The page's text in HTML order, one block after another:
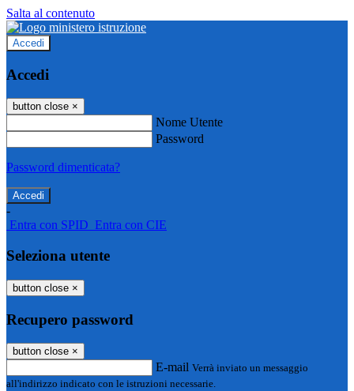
Salta al contenuto
Accedi
Accedi
button close ×
Nome Utente
Password
Password dimenticata?
-
Entra con SPID Entra con CIE
Seleziona utente
button close ×
Recupero password
button close ×
E-mail Verrà inviato un messaggio
all'indirizzo indicato con le istruzioni necessarie.